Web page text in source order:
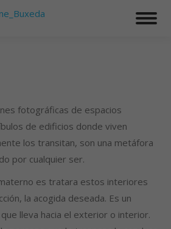
fotográficas de espacios
de edificios donde viven
los transitan, son una metáfora
por cualquier ser.
es tratara estos interiores
la acogida deseada. Es un
lleva hacia el exterior o interior.